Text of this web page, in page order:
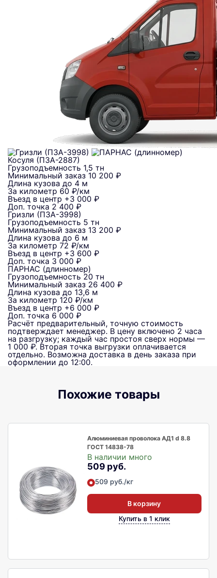
Косуля (ПЗА-2887)
Грузоподъемность 1,5 тн
Минимальный заказ 10 200 ₽
Длина кузова до 4 м
За километр 60 ₽/км
Въезд в центр +3 000 ₽
Доп. точка 2 400 ₽
Гризли (ПЗА-3998)
Грузоподъемность 5 тн
Минимальный заказ 13 200 ₽
Длина кузова до 6 м
За километр 72 ₽/км
Въезд в центр +3 600 ₽
Доп. точка 3 000 ₽
ПАРНАС (длинномер)
Грузоподъемность 20 тн
Минимальный заказ 26 400 ₽
Длина кузова до 13,6 м
За километр 120 ₽/км
Въезд в центр +6 000 ₽
Доп. точка 6 000 ₽
Расчёт предварительный, точную стоимость
подтверждает менеджер. В цену включено 2 часа
на разгрузку; каждый час простоя сверх нормы —
1 000 ₽. Вторая точка выгрузки оплачивается
отдельно. Возможна доставка в день заказа при
оформлении до 12:00.
Похожие товары
Алюминиевая проволока АД1 d 8.8
ГОСТ 14838-78
В наличии много
509 руб.
509 руб./кг
В корзину
Купить в 1 клик